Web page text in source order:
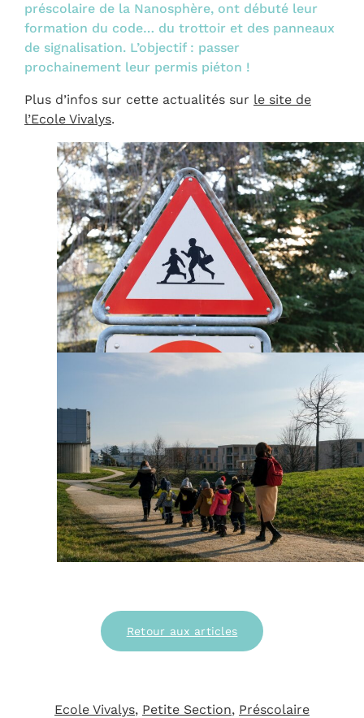
préscolaire de la Nanosphère, ont débuté leur
formation du code… du trottoir et des panneaux
de signalisation. L’objectif : passer
prochainement leur permis piéton !
Plus d’infos sur cette actualités sur le site de
l’Ecole Vivalys.
Retour aux articles
Ecole Vivalys, Petite Section, Préscolaire